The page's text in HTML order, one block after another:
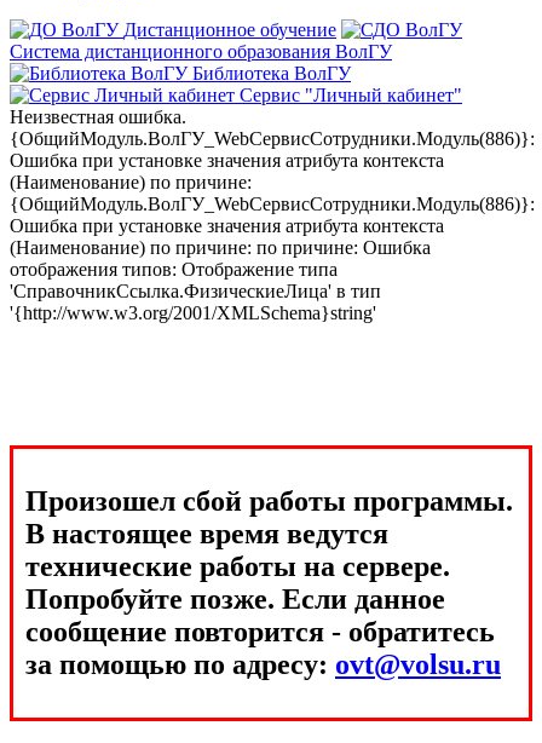
Дистанционное обучение
Система дистанционного образования ВолГУ
Библиотека ВолГУ
Сервис "Личный кабинет"
Неизвестная ошибка.
{ОбщийМодуль.ВолГУ_WebСервисСотрудники.Модуль(886)}:
Ошибка при установке значения атрибута контекста
(Наименование) по причине:
{ОбщийМодуль.ВолГУ_WebСервисСотрудники.Модуль(886)}:
Ошибка при установке значения атрибута контекста
(Наименование) по причине: по причине: Ошибка
отображения типов: Отображение типа
'СправочникСсылка.ФизическиеЛица' в тип
'{http://www.w3.org/2001/XMLSchema}string'
Произошел сбой работы программы.
В настоящее время ведутся
технические работы на сервере.
Попробуйте позже. Если данное
сообщение повторится - обратитесь
за помощью по адресу: ovt@volsu.ru